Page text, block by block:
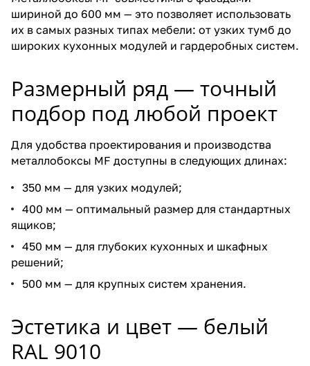
шириной до 600 мм — это позволяет использовать
их в самых разных типах мебели: от узких тумб до
широких кухонных модулей и гардеробных систем.
Размерный ряд — точный
подбор под любой проект
Для удобства проектирования и производства
металлобоксы MF доступны в следующих длинах:
350 мм — для узких модулей;
400 мм — оптимальный размер для стандартных
ящиков;
450 мм — для глубоких кухонных и шкафных
решений;
500 мм — для крупных систем хранения.
Эстетика и цвет — белый
RAL 9010